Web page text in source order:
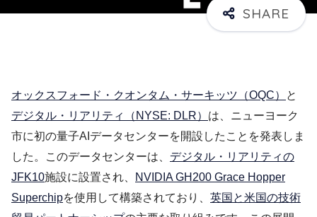
オックスフォード・クオンタム・サーキッツ（OQC）
と
デジタル・リアリティ（NYSE: DLR） は、ニューヨーク
市に初の量子AIデータセンターを開設したことを発表しま
した。このデータセンターは、 デジタル・リアリティの
JFK10施設に設置され、
NVIDIA GH200 Grace Hopper
Superchipを使用して構築されており、 英国と米国の技術